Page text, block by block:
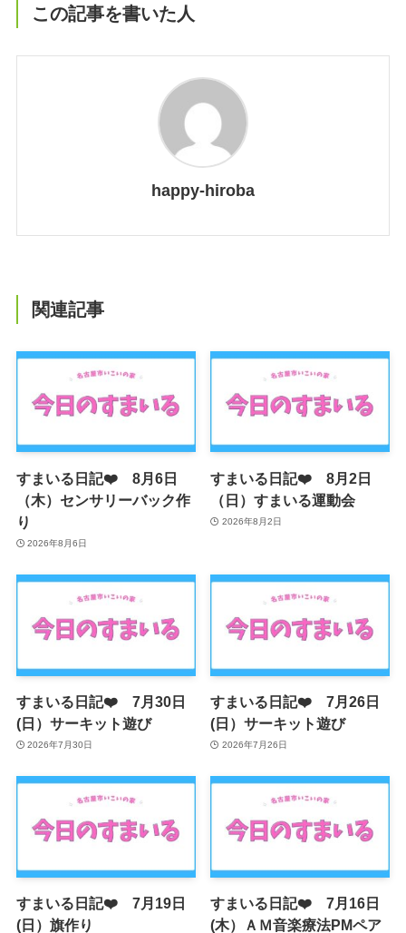
この記事を書いた人
happy-hiroba
関連記事
すまいる日記❤️ 8月6日
（木）センサリーバック作
り
2026年8月6日
すまいる日記❤️ 8月2日
（日）すまいる運動会
2026年8月2日
すまいる日記❤️ 7月30日
(日）サーキット遊び
2026年7月30日
すまいる日記❤️ 7月26日
(日）サーキット遊び
2026年7月26日
すまいる日記❤️ 7月19日
(日）旗作り
すまいる日記❤️ 7月16日
(木）ＡＭ音楽療法PMペア